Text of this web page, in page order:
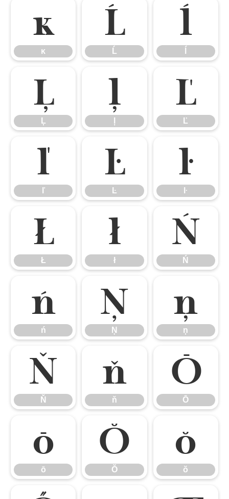
ĸ
ĸ
Ĺ
Ĺ
ĺ
Ļ
Ļ
ļ Ľ
Ľ
ľ
ľ
Ŀ
Ŀ
ŀ
ŀ
Ł
Ł
ł
ł
Ń
Ń
ń
ń
Ņ
Ņ
ņ
ņ
Ň
Ň
ň
ň
Ō
Ō
ō
ō
Ŏ
Ŏ
ŏ
ŏ